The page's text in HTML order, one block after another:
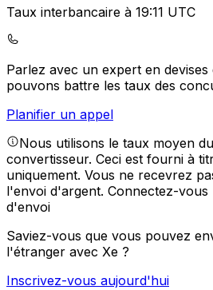
Taux interbancaire à 19:11 UTC
Parlez avec un expert en
pouvons battre les taux des
Planifier un appel
Nous utilisons le taux moyen
convertisseur. Ceci est fourni à
uniquement. Vous ne recevrez
l'envoi d'argent. Connectez-
d'envoi
Saviez-vous que vous pouvez
l'étranger avec Xe ?
Inscrivez-vous aujourd'hui